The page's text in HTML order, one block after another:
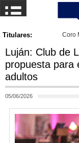
Titulares:
jóvenes
Luján: Club de
propuesta para
adultos
05/06/2026